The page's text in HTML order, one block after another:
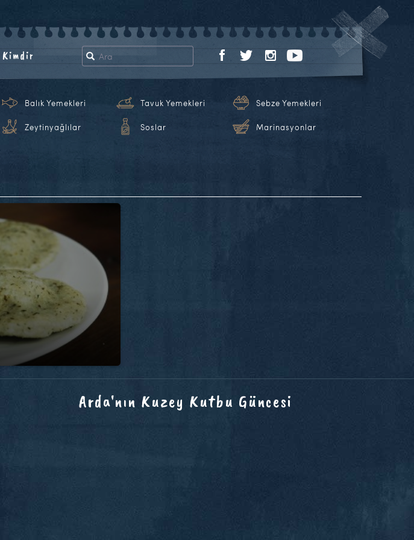
Kimdir
Balık Yemekleri Tavuk Yemekleri Sebze Yemekleri
Zeytinyağlılar Soslar Marinasyonlar
Arda'nın Kuzey Kutbu Güncesi